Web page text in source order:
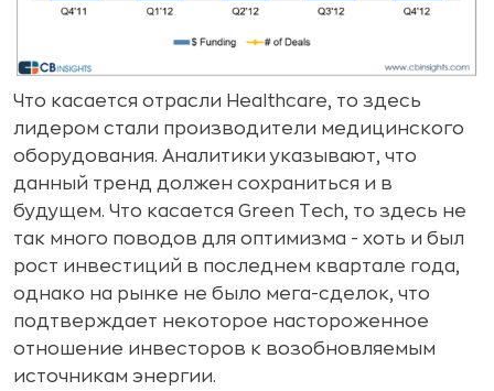
Что касается отрасли Healthcare, то здесь
лидером стали производители медицинского
оборудования. Аналитики указывают, что
данный тренд должен сохраниться и в
будущем. Что касается Green Tech, то здесь не
так много поводов для оптимизма - хоть и был
рост инвестиций в последнем квартале года,
однако на рынке не было мега-сделок, что
подтверждает некоторое настороженное
отношение инвесторов к возобновляемым
источникам энергии.